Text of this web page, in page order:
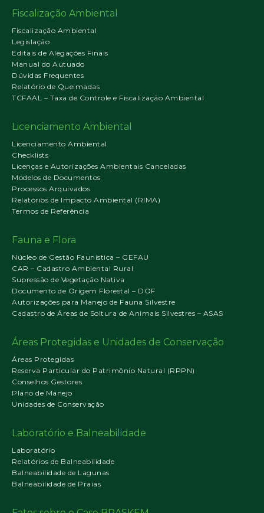
Fiscalização Ambiental
Fiscalização Ambiental
Legislação
Editais de Alegações Finais
Manual do Autuado
Dúvidas Frequentes
Relatório de Queimadas
TCFAAL – Taxa de Controle e Fiscalização Ambiental
Licenciamento Ambiental
Licenciamento Ambiental
Checklists
Licenças e Autorizações Ambientais Canceladas
Modelos de Documentos
Processos Arquivados
Relatórios de Impacto Ambiental (RIMA)
Termos de Referência
Fauna e Flora
Núcleo de Gestão Faunística – GEFAU
CAR – Cadastro Ambiental Rural
Supressão de Vegetação Nativa
Documento de Origem Florestal – DOF
Autorizações para Manejo de Fauna Silvestre
Cadastro de Áreas de Soltura de Animais Silvestres – ASAS
Áreas Protegidas e Unidades de Conservação
Áreas Protegidas
Reserva Particular do Patrimônio Natural (RPPN)
Conselhos Gestores
Plano de Manejo
Unidades de Conservação
Laboratório e Balneabilidade
Laboratório
Relatórios de Balneabilidade
Balneabilidade de Lagunas
Balneabilidade de Praias